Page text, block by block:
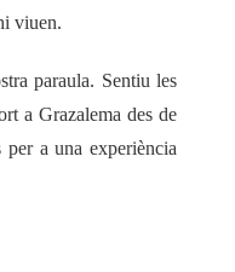
viuen.
paraula. Sentiu les
a Grazalema des de
a una experiència